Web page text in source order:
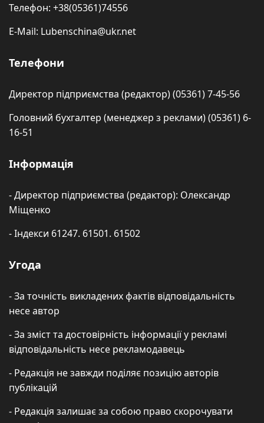
Телефон: +38(05361)74556
E-Mail: Lubenschina@ukr.net
Телефони
Директор підприємства (редактор) (05361) 7-45-56
Головний бухгалтер (менеджер з реклами) (05361) 6-
16-51
Інформація
- Директор підприємства (редактор): Олександр
Міщенко
- Індекси 61247. 61501. 61502
Угода
- За точність викладених фактів відповідальність
несе автор
- За зміст та достовірність інформації у рекламі
відповідальність несе рекламодавець
- Редакція не завжди поділяє позицію авторів
публікацій
- Редакція залишає за собою право скорочувати